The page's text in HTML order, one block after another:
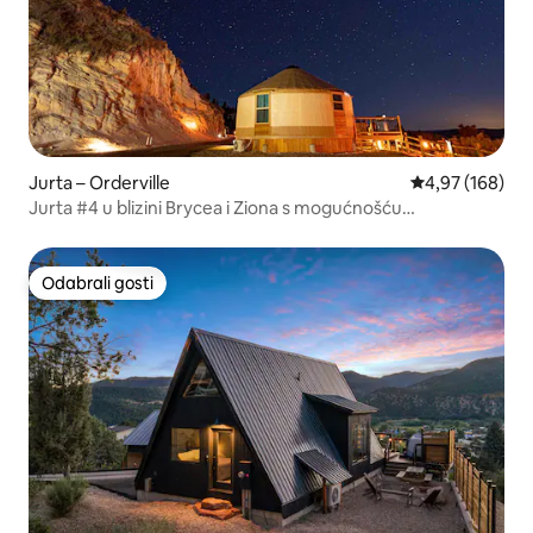
Jurta – Orderville Prosječna
4,97 (168)
Jurta #4 u blizini Brycea i Ziona s mogućnošću
Odabrali gosti
Odabrali gosti